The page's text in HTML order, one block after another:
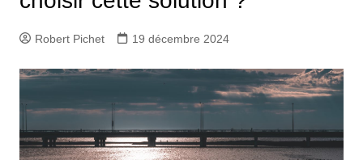
Robert Pichet 19 décembre 2024